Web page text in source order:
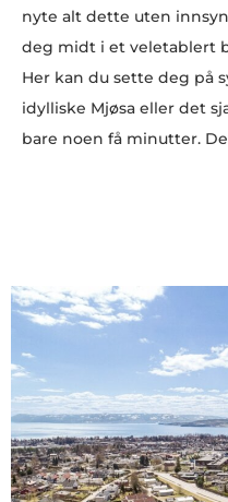
nyte alt dette uten
deg midt i et veletablert
Her kan du sette deg på
idylliske Mjøsa eller det
bare noen få minutter.